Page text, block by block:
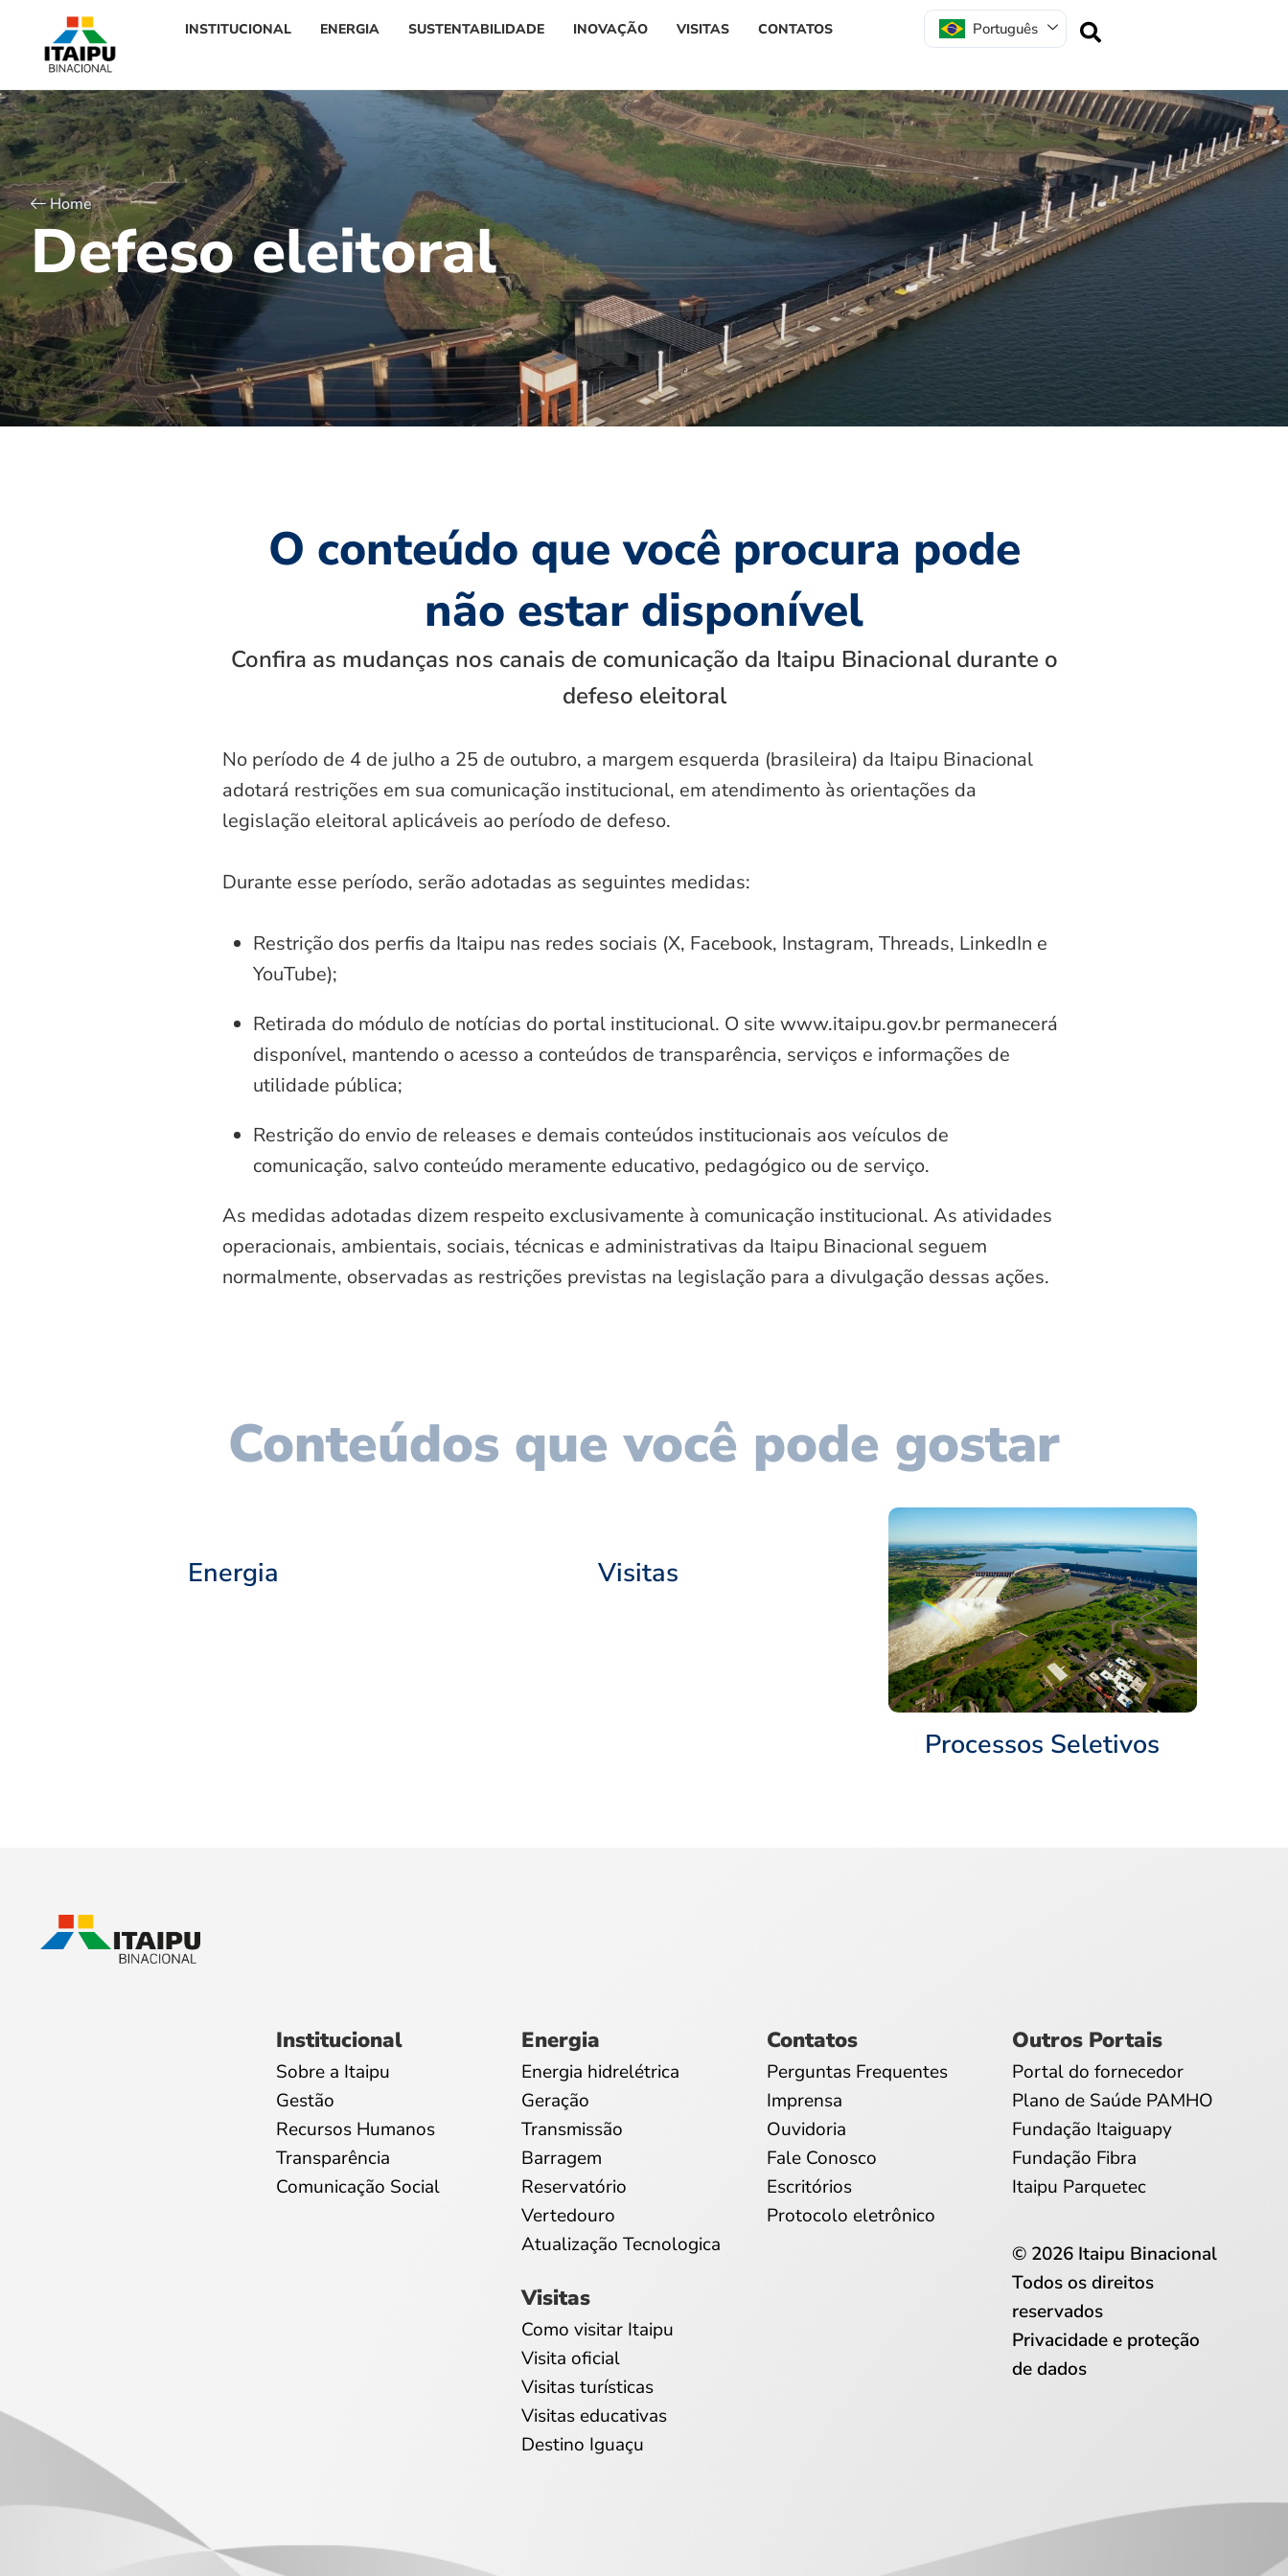
INSTITUCIONAL ENERGIA SUSTENTABILIDADE INOVAÇÃO VISITAS CONTATOS Português
Home
Defeso eleitoral
O conteúdo que você procura pode
não estar disponível
Confira as mudanças nos canais de comunicação da Itaipu Binacional durante o
defeso eleitoral
No período de 4 de julho a 25 de outubro, a margem esquerda (brasileira) da Itaipu Binacional
adotará restrições em sua comunicação institucional, em atendimento às orientações da
legislação eleitoral aplicáveis ao período de defeso.
Durante esse período, serão adotadas as seguintes medidas:
Restrição dos perfis da Itaipu nas redes sociais (X, Facebook, Instagram, Threads, LinkedIn e
YouTube);
Retirada do módulo de notícias do portal institucional. O site www.itaipu.gov.br permanecerá
disponível, mantendo o acesso a conteúdos de transparência, serviços e informações de
utilidade pública;
Restrição do envio de releases e demais conteúdos institucionais aos veículos de
comunicação, salvo conteúdo meramente educativo, pedagógico ou de serviço.
As medidas adotadas dizem respeito exclusivamente à comunicação institucional. As atividades
operacionais, ambientais, sociais, técnicas e administrativas da Itaipu Binacional seguem
normalmente, observadas as restrições previstas na legislação para a divulgação dessas ações.
Conteúdos que você pode gostar
Energia Visitas
Processos Seletivos
Institucional
Sobre a Itaipu
Gestão
Recursos Humanos
Transparência
Comunicação Social
Energia
Energia hidrelétrica
Geração
Transmissão
Barragem
Reservatório
Vertedouro
Atualização Tecnologica
Visitas
Como visitar Itaipu
Visita oficial
Visitas turísticas
Visitas educativas
Destino Iguaçu
Contatos
Perguntas Frequentes
Imprensa
Ouvidoria
Fale Conosco
Escritórios
Protocolo eletrônico
Outros Portais
Portal do fornecedor
Plano de Saúde PAMHO
Fundação Itaiguapy
Fundação Fibra
Itaipu Parquetec
© 2026 Itaipu Binacional
Todos os direitos
reservados
Privacidade e proteção
de dados